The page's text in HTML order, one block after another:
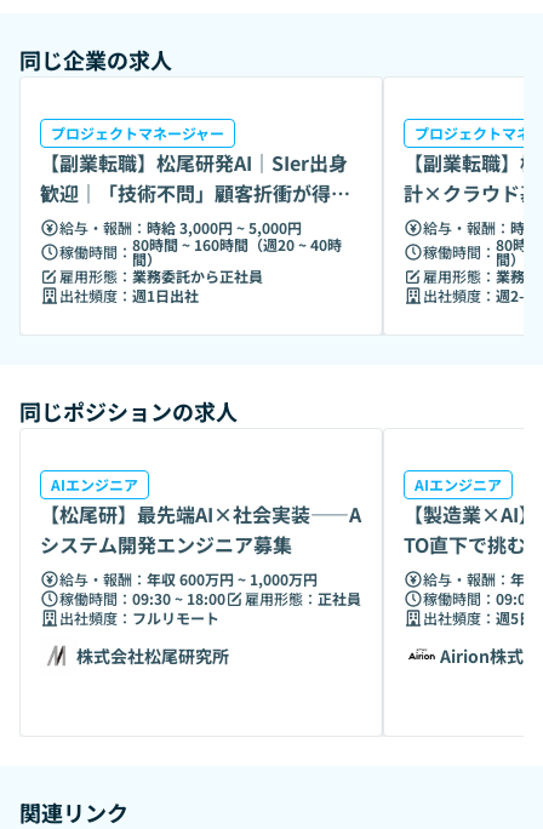
現。 テクノロジー活用によって、新しいビジネスモデルを創
によるボトムアップアプローチ 業界全体で求められる共通技
術領域をパッケージ化し、SaaSとして提供。 SaaSの導入を
通じて、業界水準の向上と現場のデジタル化を促進する。
QuackShiftに蓄積されたデータやノウハウを活用し、顧客
価値をさらに高めるとともに、業界に大きなインパクトを与
えるプロダクトを開発する。 □プロダクト共創によるトップ
ダウンアプローチ 業界に存在しないソリューションを、業界
大手との共創を通じて創出。 中小企業の担当者やデータを巻
き込みながら、ソリューションのスケールを拡大。 プロモー
オープンコミュニケーション 02 - 枠を超える 03 - スピードで
シュードリブン
同じ企業の求人
プロジェクトマネージャー
【副業転職】松尾研発AI｜SIer出身
歓迎｜「技術不問」顧客折衝が得意
なPM募集
給与・報酬： 時給 3,000円 ~ 5,000円
稼働時間： 80時間 ~ 160時間（週20 ~ 40時
間）
雇用形態： 業務委託から正社員
出社頻度： 週1日出社
プロジェクトマネ
【副業転職】
計×クラウド基
を募集
給与・報酬： 時
稼働時間： 80時
間）
雇用形態： 業務
出社頻度： 週2-3
同じポジションの求人
AIエンジニア
【松尾研】最先端AI×社会実装——AI
システム開発エンジニア募集
給与・報酬： 年収 600万円 ~ 1,000万円
稼働時間： 09:30 ~ 18:00 雇用形態： 正社員
出社頻度： フルリモート
株式会社松尾研究所
AIエンジニア
【製造業×AI
TO直下で挑む
給与・報酬： 年
稼働時間： 09:00
出社頻度： 週5日
Airion株式
関連リンク